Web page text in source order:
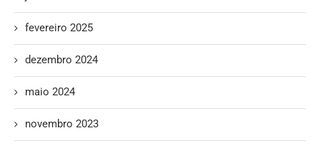
fevereiro 2025
dezembro 2024
maio 2024
novembro 2023